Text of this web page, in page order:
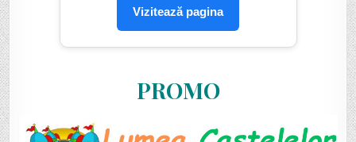
Vizitează pagina
PROMO